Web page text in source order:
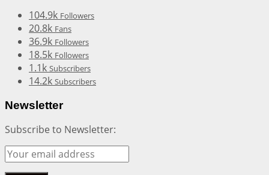
104.9k Followers
20.8k Fans
36.9k Followers
18.5k Followers
1.1k Subscribers
14.2k Subscribers
Newsletter
Subscribe to Newsletter: